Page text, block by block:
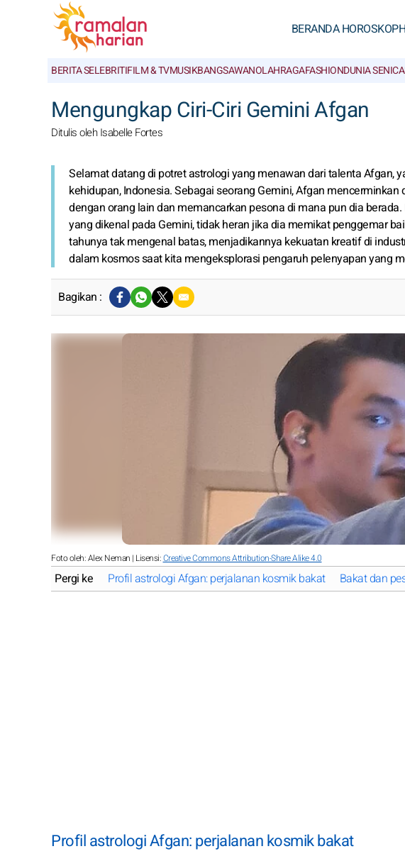
BERANDA HOROSKOP
BERITA SELEBRITIFILM & TVMUSIKBANGSAWANOLAHRAGAFASHIONDUNIA SENI
Mengungkap Ciri-Ciri Gemini Afgan
Ditulis oleh Isabelle Fortes
Selamat datang di potret astrologi yang menawan dari talenta Afgan,
kehidupan, Indonesia. Sebagai seorang Gemini, Afgan
dengan orang lain dan memancarkan pesona di mana pun dia
yang dikenal pada Gemini, tidak heran jika dia memikat penggemar
tahunya tak mengenal batas, menjadikannya kekuatan kreatif di
dalam kosmos saat kita mengeksplorasi pengaruh pelenyapan yang
Bagikan :
Foto oleh: Alex Neman | Lisensi:Creative Commons Attribution-Share Alike 4.0
Pergi ke Profil astrologi Afgan: perjalanan kosmik bakat Bakat dan
Profil astrologi Afgan: perjalanan kosmik bakat